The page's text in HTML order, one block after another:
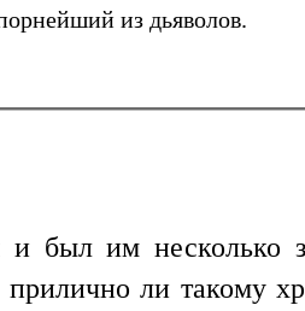
из дьяволов.
и был им несколько
ли такому